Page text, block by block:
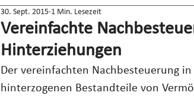
Vereinfachte
Hinterziehungen
30. Sept. 2015 1 Min. Lesezeit
Der vereinfachten Nachbesteuerung
hinterzogenen Bestandteile von